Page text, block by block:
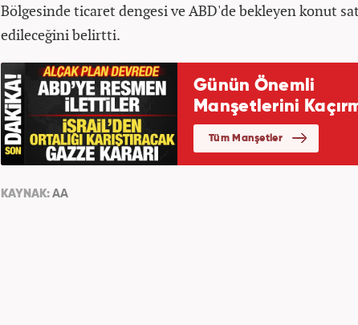
Bölgesinde ticaret dengesi ve ABD'de bekleyen konut
edileceğini belirtti.
KAYNAK: AA